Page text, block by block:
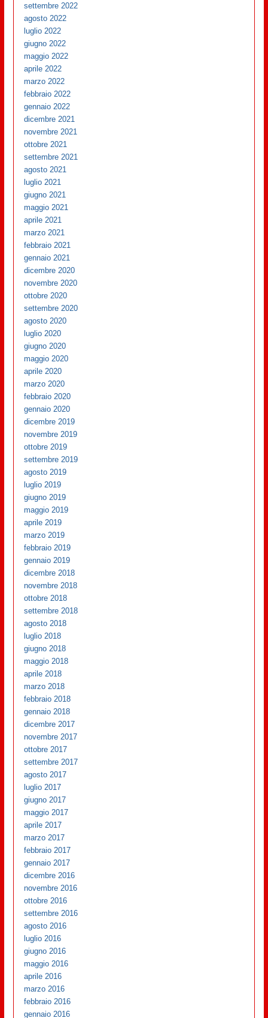
settembre 2022
agosto 2022
luglio 2022
giugno 2022
maggio 2022
aprile 2022
marzo 2022
febbraio 2022
gennaio 2022
dicembre 2021
novembre 2021
ottobre 2021
settembre 2021
agosto 2021
luglio 2021
giugno 2021
maggio 2021
aprile 2021
marzo 2021
febbraio 2021
gennaio 2021
dicembre 2020
novembre 2020
ottobre 2020
settembre 2020
agosto 2020
luglio 2020
giugno 2020
maggio 2020
aprile 2020
marzo 2020
febbraio 2020
gennaio 2020
dicembre 2019
novembre 2019
ottobre 2019
settembre 2019
agosto 2019
luglio 2019
giugno 2019
maggio 2019
aprile 2019
marzo 2019
febbraio 2019
gennaio 2019
dicembre 2018
novembre 2018
ottobre 2018
settembre 2018
agosto 2018
luglio 2018
giugno 2018
maggio 2018
aprile 2018
marzo 2018
febbraio 2018
gennaio 2018
dicembre 2017
novembre 2017
ottobre 2017
settembre 2017
agosto 2017
luglio 2017
giugno 2017
maggio 2017
aprile 2017
marzo 2017
febbraio 2017
gennaio 2017
dicembre 2016
novembre 2016
ottobre 2016
settembre 2016
agosto 2016
luglio 2016
giugno 2016
maggio 2016
aprile 2016
marzo 2016
febbraio 2016
gennaio 2016